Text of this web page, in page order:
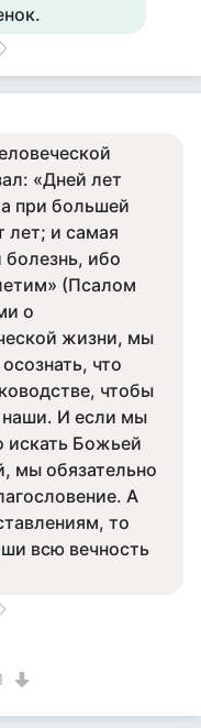
«Дней лет
при большей
лет; и самая
ибо
(Псалом
о
жизни, мы
что
чтобы
наши. И если мы
искать Божьей
мы обязательно
А
то
всю вечность